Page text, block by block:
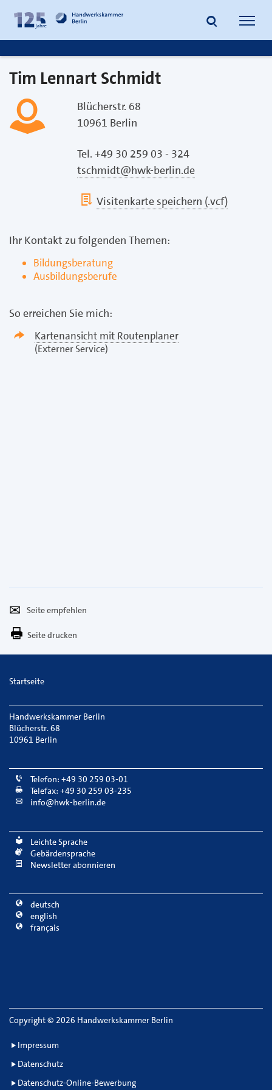
Inhalt
springen
Fußzeile
springen
Suche
Tim Lennart Schmidt
Blücherstr. 68
10961 Berlin
Tel. +49 30 259 03 - 324
tschmidt@hwk-berlin.de
Visitenkarte speichern (.vcf)
Ihr Kontakt zu folgenden Themen:
Bildungsberatung
Ausbildungsberufe
So erreichen Sie mich:
Kartenansicht mit Routenplaner
(Externer Service)
empfehlen
Per
E-
Seite drucken
Startseite
Handwerkskammer Berlin
Blücherstr. 68
10961 Berlin
Telefon: +49 30 259 03-01
Telefax: +49 30 259 03-235
info@hwk-berlin.de
Leichte Sprache
Gebärdensprache
Newsletter abonnieren
deutsch
english
français
Copyright© 2026 Handwerkskammer Berlin
Impressum
Datenschutz
Datenschutz-Online-Bewerbung